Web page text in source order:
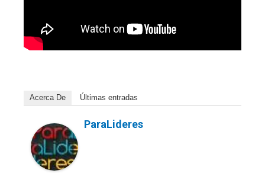
Acerca De Últimas entradas
ParaLideres